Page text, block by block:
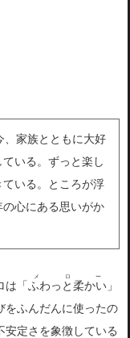
、家族とともに大好
いる。ずっと楽し
いる。ところが浮
心にある思いがか
は「ふわっと柔かい
メロー
」
をふんだんに使ったの
安定さを象徴している